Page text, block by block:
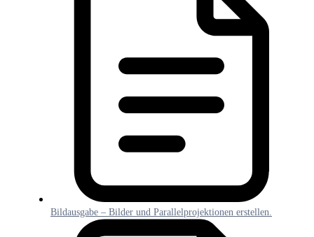
Bildausgabe – Bilder und Parallelprojektionen erstellen.